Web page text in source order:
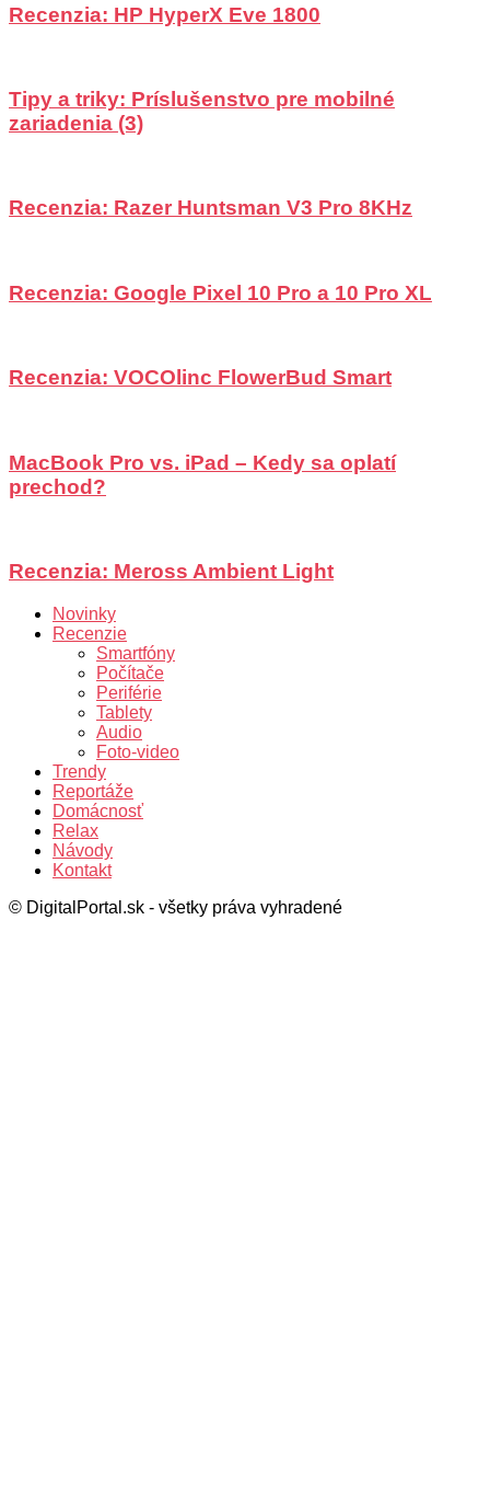
Recenzia: HP HyperX Eve 1800
Tipy a triky: Príslušenstvo pre mobilné
zariadenia (3)
Recenzia: Razer Huntsman V3 Pro 8KHz
Recenzia: Google Pixel 10 Pro a 10 Pro XL
Recenzia: VOCOlinc FlowerBud Smart
MacBook Pro vs. iPad – Kedy sa oplatí
prechod?
Recenzia: Meross Ambient Light
Novinky
Recenzie
Smartfóny
Počítače
Periférie
Tablety
Audio
Foto-video
Trendy
Reportáže
Domácnosť
Relax
Návody
Kontakt
© DigitalPortal.sk - všetky práva vyhradené